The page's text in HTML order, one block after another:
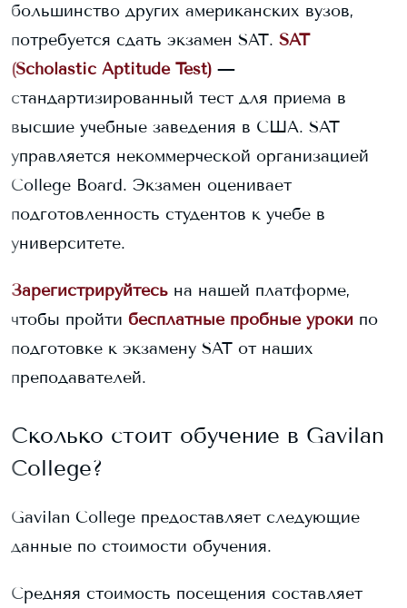
большинство других американских вузов,
потребуется сдать экзамен SAT. SAT
(Scholastic Aptitude Test) —
стандартизированный тест для приема в
высшие учебные заведения в США. SAT
управляется некоммерческой организацией
College Board. Экзамен оценивает
подготовленность студентов к учебе в
университете.
Зарегистрируйтесь на нашей платформе,
чтобы пройти бесплатные пробные уроки по
подготовке к экзамену SAT от наших
преподавателей.
Сколько стоит обучение в Gavilan
College?
Gavilan College предоставляет следующие
данные по стоимости обучения.
Средняя стоимость посещения составляет